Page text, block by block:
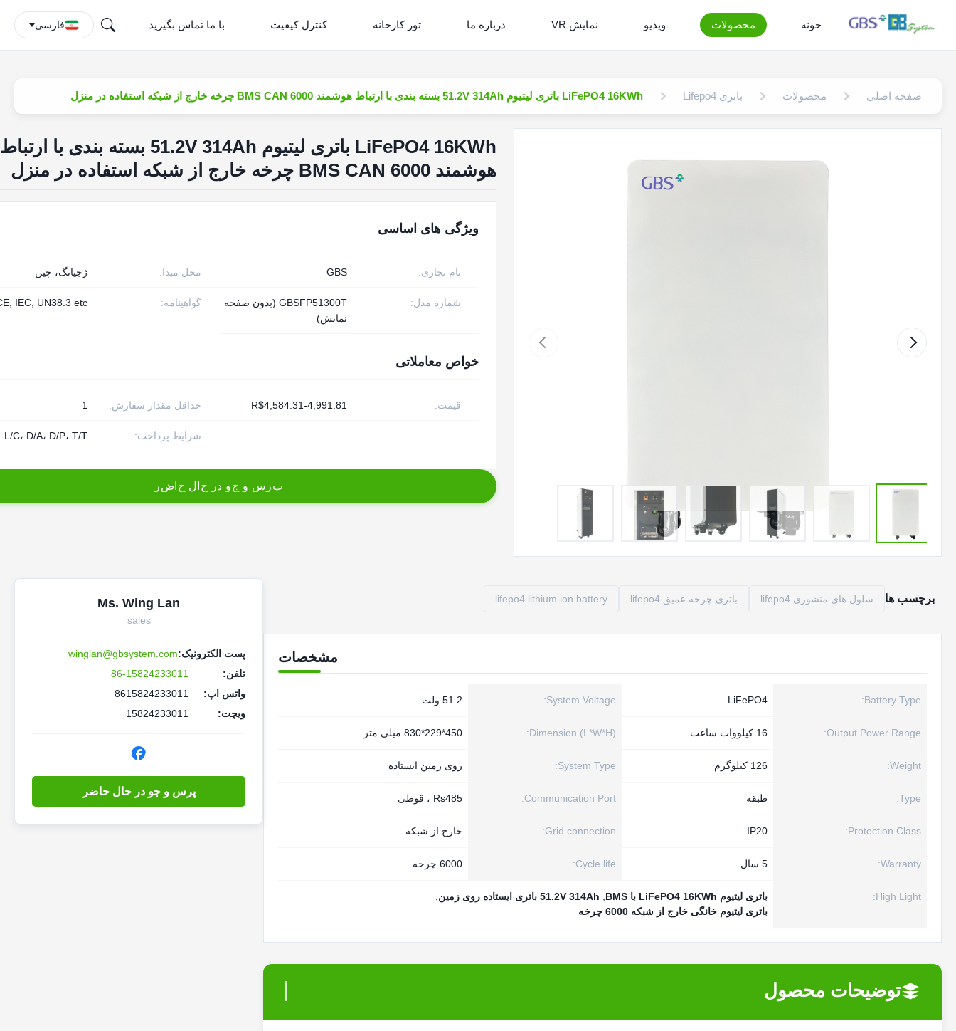
خونه محصولات ویدیو نمایش VR درباره ما تور کارخانه کنترل کیفیت با ما تماس بگیرید فارسی
صفحه اصلی محصولات باتری Lifepo4 LiFePO4 16KWh باتری لیتیوم 51.2V 314Ah بسته بندی با ارتباط هوشمند BMS CAN 6000 چرخه خارج از شبکه استفاده در منزل
LiFePO4 16KWh باتری لیتیوم 51.2V 314Ah بسته بندی با ارتباط
هوشمند BMS CAN 6000 چرخه خارج از شبکه استفاده در منزل
ویژگی های اساسی
محل مبدا: ژجیانگ، چین نام تجاری: GBS
گواهینامه: IEC, UN38.3 etc شماره مدل:
GBSFP51300T (بدون صفحه
نمایش)
خواص معاملاتی
حداقل مقدار سفارش: 1 قیمت: R$4,584.31-4,991.81
شرایط پرداخت: L/C، D/A، D/P، T/T
پر س و جو در ح ل ح ضر
برچسب ها سلول های منشوری lifepo4 باتری چرخه عمیق lifepo4 lifepo4 lithium ion battery
مشخصات
Battery Type:
LiFePO4
System Voltage: 51.2 ولت
Output Power Range: 16 کیلووات ساعت Dimension (L*W*H): 450*229*830 میلی متر
Weight: 126 کیلوگرم System Type: روی زمین ایستاده
Type: طبقه Communication Port: Rs485 ، قوطی
Protection Class:
IP20
Grid connection: خارج از شبکه
Warranty: 5 سال Cycle life: 6000 چرخه
High Light: باتری لیتیوم LiFePO4 16KWh با BMS 51.2V 314Ah باتری ایستاده روی زمین
باتری لیتیوم خانگی خارج از شبکه 6000 چرخه
توضیحات محصول
Ms. Wing Lan
sales
پست الکترونیک:winglan@gbsystem.com
تلفن:
86-15824233011
واتس اپ:
8615824233011
ویچت:
15824233011
پرس و جو در حال حاضر